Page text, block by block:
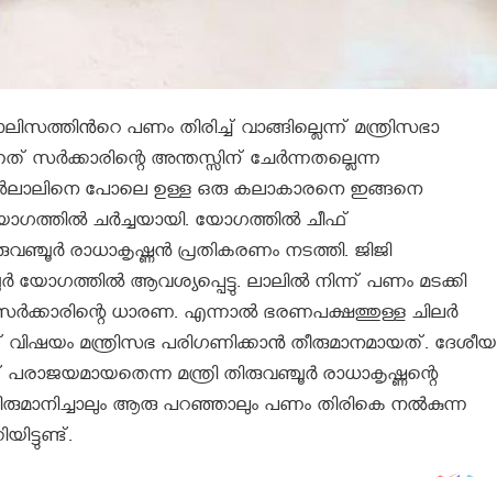
പണം തിരിച്ച് വാങ്ങില്ലെന്ന് മന്ത്രിസഭാ
അന്തസ്സിന് ചേര്‍ന്നതല്ലെന്ന
പോലെ ഉള്ള ഒരു കലാകാരനെ ഇങ്ങനെ
ചർച്ചയായി. യോഗത്തില്‍ ചീഫ്
രാധാകൃഷ്ണന്‍ പ്രതികരണം നടത്തി. ജിജി
ആവശ്യപ്പെട്ടു. ലാലില്‍ നിന്ന് പണം മടക്കി
ധാരണ. എന്നാല്‍ ഭരണപക്ഷത്തുള്ള ചിലര്‍
മന്ത്രിസഭ പരിഗണിക്കാൻ തീരുമാനമായത്. ദേശീയ
മന്ത്രി തിരുവഞ്ചൂർ രാധാകൃഷ്ണന്റെ
ആരു പറഞ്ഞാലും പണം തിരികെ നൽകുന്ന